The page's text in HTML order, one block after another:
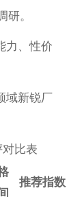
。
力、性价
域新锐厂
比表
推荐指数